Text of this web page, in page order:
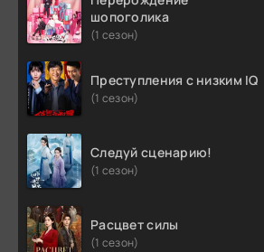
шопоголика
(1 сезон)
Преступления с низким IQ
(1 сезон)
Следуй сценарию!
(1 сезон)
Расцвет силы
(1 сезон)